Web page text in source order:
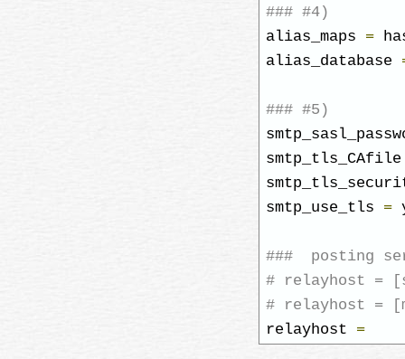
### #4)
alias_maps =
alias_database
### #5)
smtp_use_tls =
###  posting
# relayhost =
# relayhost =
relayhost =